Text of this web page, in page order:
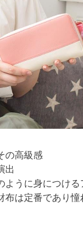
の高級感
出
ように身につける
布は定番であり憧